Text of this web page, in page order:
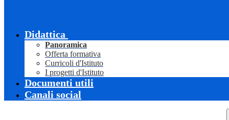
Didattica
Panoramica
Offerta formativa
Curricoli d'Istituto
I progetti d'Istituto
Documenti utili
Canali social